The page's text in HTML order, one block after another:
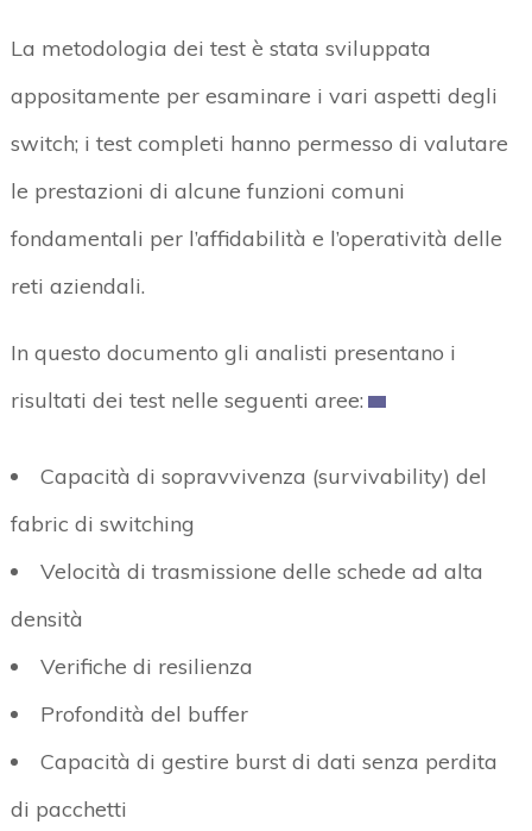
La metodologia dei test è stata sviluppata
appositamente per esaminare i vari aspetti degli
switch; i test completi hanno permesso di valutare
le prestazioni di alcune funzioni comuni
fondamentali per l’affidabilità e l’operatività delle
reti aziendali.
In questo documento gli analisti presentano i
risultati dei test nelle seguenti aree:
Capacità di sopravvivenza (survivability) del
fabric di switching
Velocità di trasmissione delle schede ad alta
densità
Verifiche di resilienza
Profondità del buffer
Capacità di gestire burst di dati senza perdita
di pacchetti